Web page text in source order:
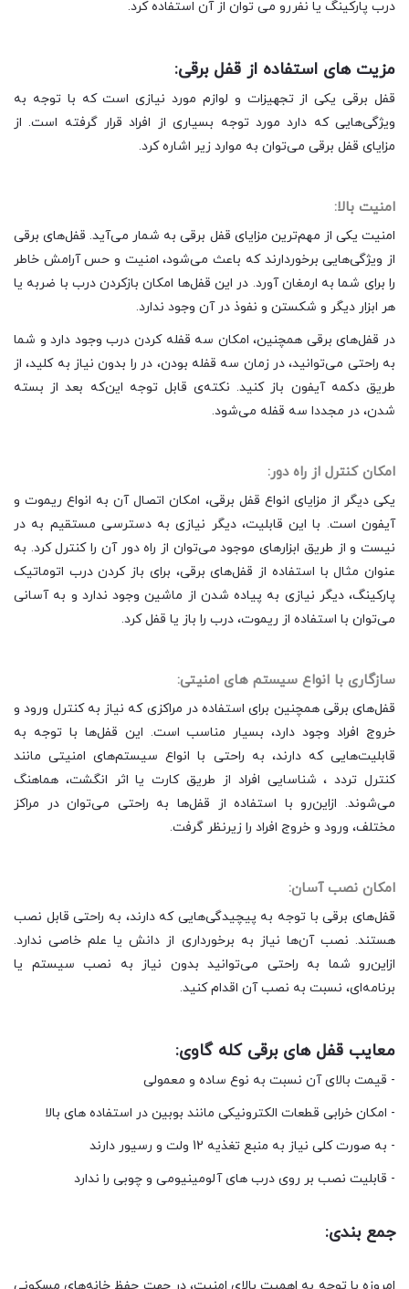
درب پارکینگ یا نفررو می توان از آن استفاده کرد.
مزیت های استفاده از قفل برقی:
قفل برقی یکی از تجهیزات و لوازم مورد نيازی است که با توجه به
ویژگی‌هایی که دارد مورد توجه بسیاری از افراد قرار گرفته است. از
مزایای قفل برقی می‌توان به موارد زیر اشاره کرد.
امنیت بالا:
امنیت یکی از مهم‌ترین مزایای قفل برقی به شمار می‌آید. قفل‌های برقی
از ویژگی‌هایی برخوردارند که باعث می‌شود، امنیت و حس آرامش خاطر
را برای شما به ارمغان آورد. در این قفل‌ها امکان بازکردن درب با ضربه یا
هر ابزار دیگر و شکستن و نفوذ در آن وجود ندارد.
در قفل‌های برقی همچنین، امکان سه قفله کردن درب وجود دارد و شما
به راحتی می‌توانید، در زمان سه قفله بودن، در را بدون نیاز به کلید، از
طریق دکمه آیفون باز کنید. نکته‌ی قابل توجه این‌که بعد از بسته
شدن، در مجددا سه قفله می‌شود.
امکان کنترل از راه دور:
یکی دیگر از مزایای انواع قفل برقی، امکان اتصال آن به انواع ریموت و
آیفون است. با این قابلیت، دیگر نیازی به دسترسی مستقیم به در
نیست و از طریق ابزارهای موجود می‌توان از راه دور آن را کنترل کرد. به
عنوان مثال با استفاده از قفل‌های برقی، برای باز کردن درب اتوماتیک
پارکینگ، دیگر نیازی به پیاده شدن از ماشین وجود ندارد و به آسانی
می‌توان با استفاده از ریموت، درب را باز یا قفل کرد.
سازگاری با انواع سیستم های امنیتی:
قفل‌های برقی همچنین برای استفاده در مراکزی که نیاز به کنترل ورود و
خروج افراد وجود دارد، بسیار مناسب است. این قفل‌ها با توجه به
قابلیت‌هایی که دارند، به راحتی با انواع سیستم‌های امنیتی مانند
کنترل تردد ، شناسایی افراد از طریق کارت یا اثر انگشت، هماهنگ
می‌شوند. ازاین‌رو با استفاده از قفل‌ها به راحتی می‌توان در مراکز
مختلف، ورود و خروج افراد را زیرنظر گرفت.
امکان نصب آسان:
قفل‌های برقی با توجه به پیچیدگی‌هایی که دارند، به راحتی قابل نصب
هستند. نصب آن‌ها نیاز به برخورداری از دانش یا علم خاصی ندارد.
ازاین‌رو شما به راحتی می‌توانید بدون نیاز به نصب سیستم یا
برنامه‌ای، نسبت به نصب آن اقدام کنید.
معایب قفل های برقی کله گاوی:
- قیمت بالای آن نسبت به نوع ساده و معمولی
- امکان خرابی قطعات الکترونیکی مانند بوبین در استفاده های بالا
- به صورت کلی نیاز به منبع تغذیه 12 ولت و رسیور دارند
- قابلیت نصب بر روی درب های آلومینیومی و چوبی را ندارد
جمع بندی: